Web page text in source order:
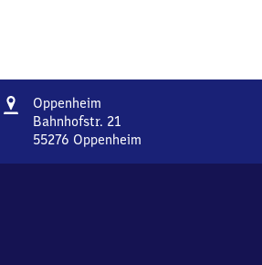
Adresse
Oppenheim
Bahnhofstr. 21
55276 Oppenheim